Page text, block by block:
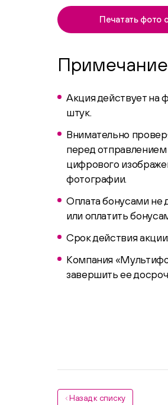
Печатать фото
Акция действует на
штук.
Внимательно
перед
цифрового
фотографии.
Оплата бонусами не
или оплатить
Срок действия
Компания
завершить ее
Назад к списку